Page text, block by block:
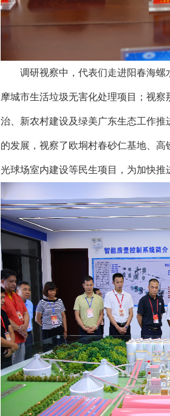
调研视察中，代表们走进阳春海螺
摩城市生活垃圾无害化处理项目；视
治、新农村建设及绿美广东生态工作
的发展，视察了欧垌村春砂仁基地、
光球场室内建设等民生项目，为加快